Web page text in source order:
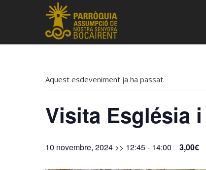
Aquest esdeveniment ja ha passat.
Visita Església
10 novembre, 2024 >> 12:45- 14:00 3,00€